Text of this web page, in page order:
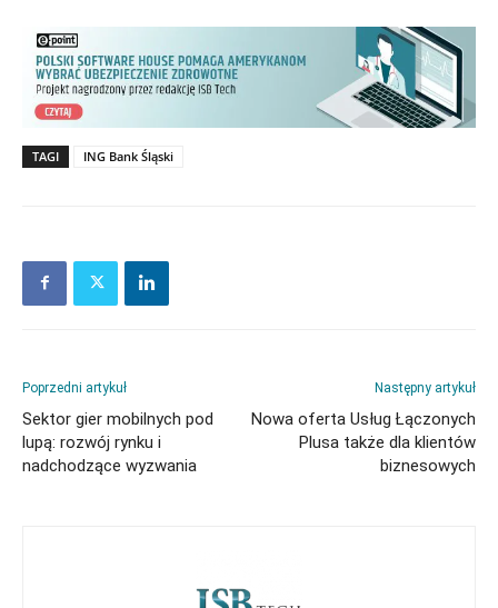
TAGI ING Bank Śląski
Poprzedni artykuł
Sektor gier mobilnych pod
lupą: rozwój rynku i
nadchodzące wyzwania
Następny artykuł
Nowa oferta Usług Łączonych
Plusa także dla klientów
biznesowych